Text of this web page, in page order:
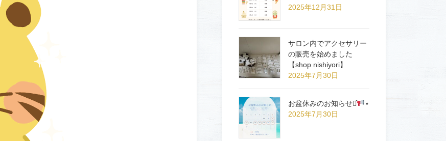
2025年12月31日
サロン内でアクセサリー
の販売を始めました
【shop nishiyori】
2025年7月30日
お盆休みのお知らせ⋆͛
⋆
2025年7月30日